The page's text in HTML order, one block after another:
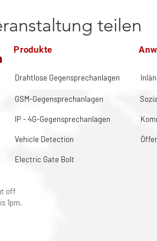
teilen
Produkte
Drahtlose Gegensprechanlagen
GSM-Gegensprechanlagen
IP - 4G-Gegensprechanlagen
Vehicle Detection
Electric Gate Bolt
off
1pm.